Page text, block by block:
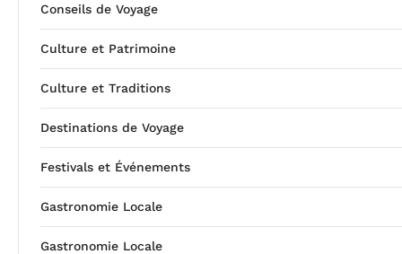
Conseils de Voyage
Culture et Patrimoine
Culture et Traditions
Destinations de Voyage
Festivals et Événements
Gastronomie Locale
Gastronomie Locale